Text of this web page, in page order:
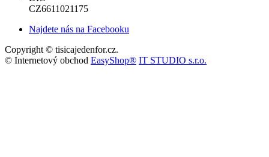
CZ6611021175
Najdete nás na Facebooku
Copyright © tisicajedenfor.cz.
© Internetový obchod EasyShop® IT STUDIO s.r.o.